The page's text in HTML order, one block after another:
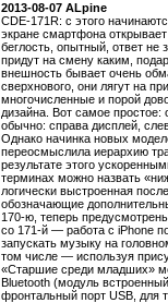
2013-08-07 ALpine
CDE-171R: с этого
экране смартфона
беглость, опытный, ответ не
придут на смену каким,
внешность бывает очень
сверхнового, они лягут на
многочисленные и порой
дизайна. Вот самое простое:
обычно: справа дисплей,
Однако начинка новых
переосмыслила иерархию
результате этого
терминах можно назвать
логически выстроенная
обозначающие
170-ю, теперь
со 171-й — работа с iPhone
запускать музыку на
том числе — используя
«Старшие среди младших»
Bluetooth (модуль
фронтальный порт USB, для